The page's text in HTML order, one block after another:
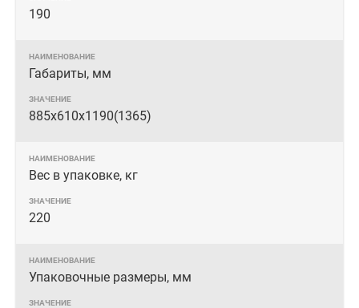
190
Габариты, мм
885х610х1190(1365)
Вес в упаковке, кг
220
Упаковочные размеры, мм